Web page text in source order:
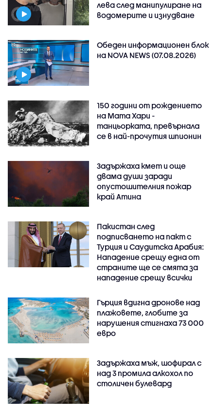
лева след манипулиране на
водомерите и изнудване
Обеден информационен блок
на NOVA NEWS (07.08.2026)
150 години от рождението
на Мата Хари -
танцьорката, превърнала
се в най-прочутия шпионин
Задържаха кмет и още
двама души заради
опустошителния пожар
край Атина
Пакистан след
подписването на пакт с
Турция и Саудитска Арабия:
Нападение срещу една от
страните ще се смята за
нападение срещу всички
Гърция вдигна дронове над
плажовете, глобите за
нарушения стигнаха 73 000
евро
Задържаха мъж, шофирал с
над 3 промила алкохол по
столичен булевард